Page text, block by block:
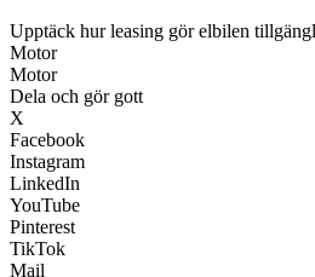
Upptäck hur leasing gör elbilen
Motor
Motor
Dela och gör gott
X
Facebook
Instagram
LinkedIn
YouTube
Pinterest
TikTok
Mail